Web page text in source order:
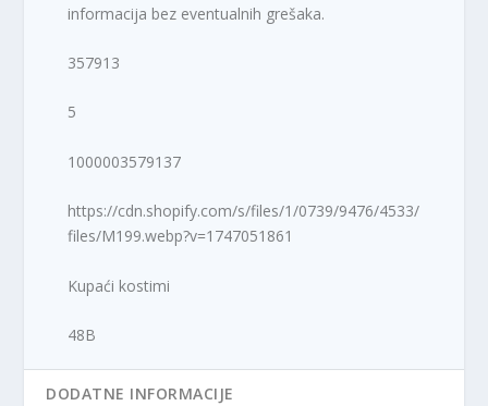
informacija bez eventualnih grešaka.
357913
5
1000003579137
https://cdn.shopify.com/s/files/1/0739/9476/4533/
files/M199.webp?v=1747051861
Kupaći kostimi
48B
DODATNE INFORMACIJE